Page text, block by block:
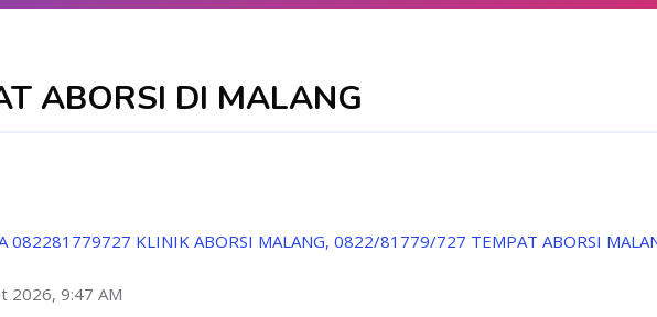
ABORSI DI MALANG
082281779727 KLINIK ABORSI MALANG, 0822/81779/727 TEMPAT ABORSI
2026, 9:47 AM